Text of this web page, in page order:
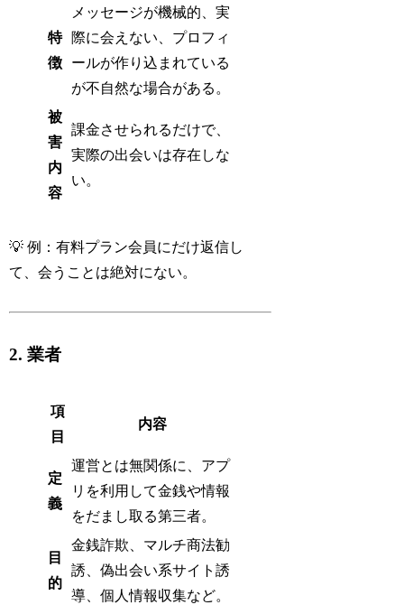
特
徴
メッセージが機械的、実
際に会えない、プロフィ
ールが作り込まれている
が不自然な場合がある。
被
害
内
容
課金させられるだけで、
実際の出会いは存在しな
い。
💡 例：有料プラン会員にだけ返信し
て、会うことは絶対にない。
2. 業者
項
目
内容
定
義
運営とは無関係に、アプ
リを利用して金銭や情報
をだまし取る第三者。
目
的
金銭詐欺、マルチ商法勧
誘、偽出会い系サイト誘
導、個人情報収集など。